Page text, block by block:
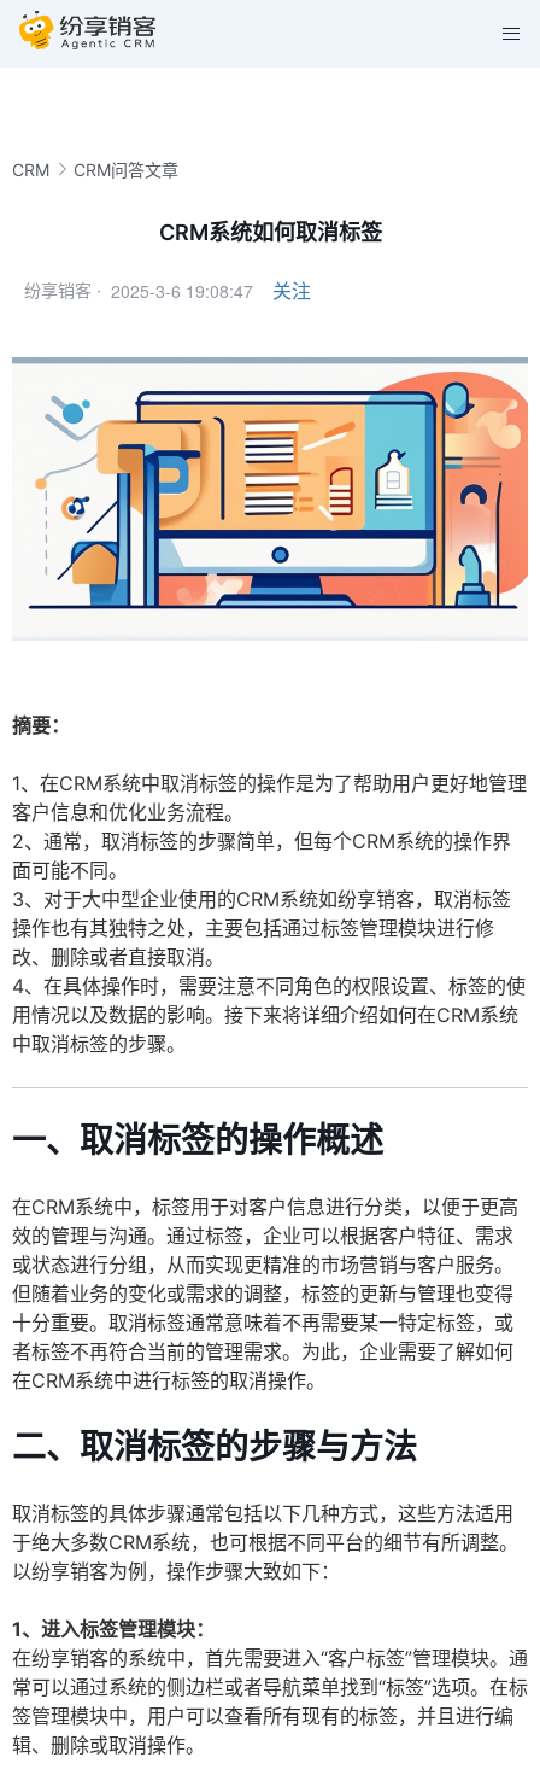
CRM CRM问答文章
CRM系统如何取消标签
纷享销客 · 2025-3-6 19:08:47 关注
摘要：
1、在CRM系统中取消标签的操作是为了帮助用户更好地管理
客户信息和优化业务流程。
2、通常，取消标签的步骤简单，但每个CRM系统的操作界
面可能不同。
3、对于大中型企业使用的CRM系统如纷享销客，取消标签
操作也有其独特之处，主要包括通过标签管理模块进行修
改、删除或者直接取消。
4、在具体操作时，需要注意不同角色的权限设置、标签的使
用情况以及数据的影响。接下来将详细介绍如何在CRM系统
中取消标签的步骤。
一、取消标签的操作概述
在CRM系统中，标签用于对客户信息进行分类，以便于更高
效的管理与沟通。通过标签，企业可以根据客户特征、需求
或状态进行分组，从而实现更精准的市场营销与客户服务。
但随着业务的变化或需求的调整，标签的更新与管理也变得
十分重要。取消标签通常意味着不再需要某一特定标签，或
者标签不再符合当前的管理需求。为此，企业需要了解如何
在CRM系统中进行标签的取消操作。
二、取消标签的步骤与方法
取消标签的具体步骤通常包括以下几种方式，这些方法适用
于绝大多数CRM系统，也可根据不同平台的细节有所调整。
以纷享销客为例，操作步骤大致如下：
1、进入标签管理模块：
在纷享销客的系统中，首先需要进入“客户标签”管理模块。通
常可以通过系统的侧边栏或者导航菜单找到“标签”选项。在标
签管理模块中，用户可以查看所有现有的标签，并且进行编
辑、删除或取消操作。